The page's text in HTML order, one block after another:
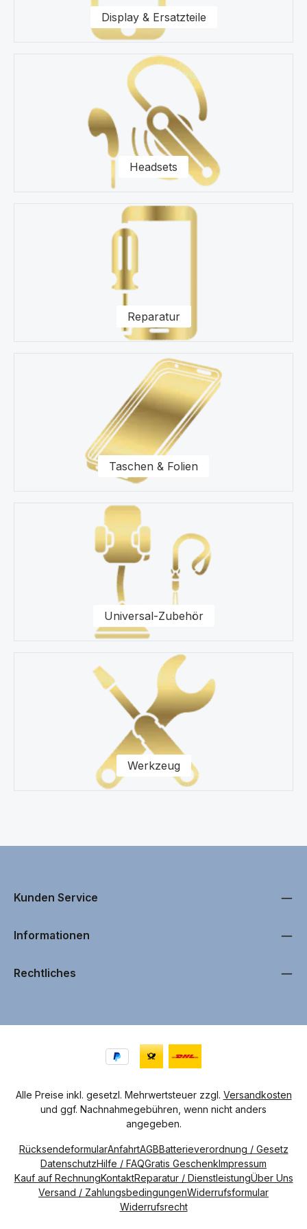
Display & Ersatzteile
Headsets
Reparatur
Taschen & Folien
Universal-Zubehör
Werkzeug
Kunden Service
Informationen
Rechtliches
Alle Preise inkl. gesetzl. Mehrwertsteuer zzgl. Versandkosten
und ggf. Nachnahmegebühren, wenn nicht anders
angegeben.
RücksendeformularAnfahrtAGBBatterieverordnung / Gesetz
DatenschutzHilfe / FAQGratis GeschenkImpressum
Kauf auf RechnungKontaktReparatur / DienstleistungÜber Uns
Versand / ZahlungsbedingungenWiderrufsformular
Widerrufsrecht